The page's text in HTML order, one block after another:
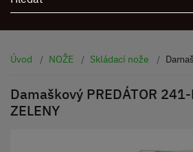
Úvod NOŽE Skládací nože
Damaškový PREDÁTOR
ZELENY